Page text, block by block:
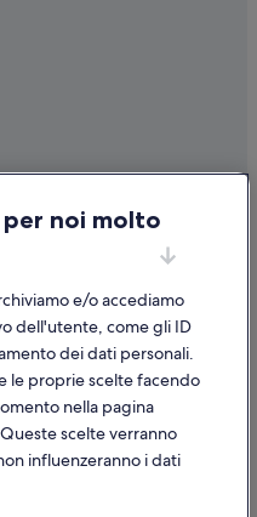
dei contenuti
hotel o una casa vacanze
per noi molto
e/o accediamo
dell'utente, come gli ID
dei dati personali.
le proprie scelte facendo
nella pagina
scelte verranno
influenzeranno i dati